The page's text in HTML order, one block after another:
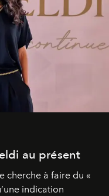
au présent
cherche à faire du «
indication